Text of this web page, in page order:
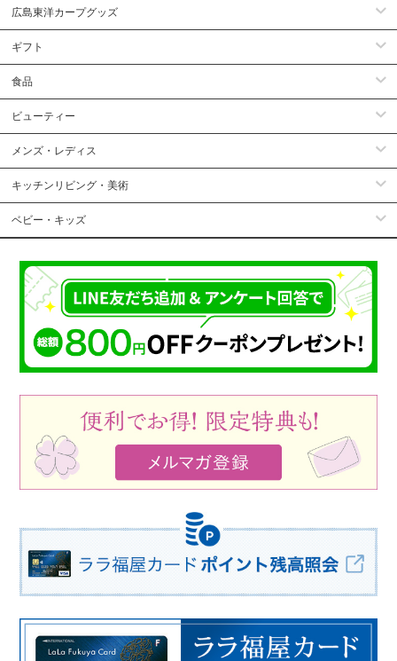
広島東洋カープグッズ
ギフト
食品
ビューティー
メンズ・レディス
キッチンリビング・美術
ベビー・キッズ